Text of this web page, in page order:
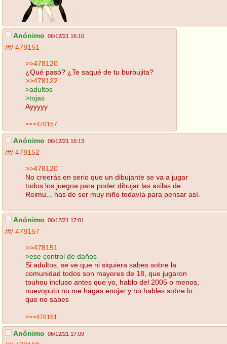
Anónimo 06/12/21 16:10
/#/ 478151
>>478120
¿Qué pasó? ¿Te saqué de tu burbujita?
>>478122
>adultos
>tojas
Ayyyyy
>>>478157
Anónimo 06/12/21 16:13
/#/ 478152
>>478120
No creerás en serio que un dibujante se va a jugar
todos los juegoa para poder dibujar las axilas de
Reimu... has de ser muy niño todavía para pensar así.
Anónimo 06/12/21 17:01
/#/ 478157
>>478151
>ese control de daños
Si adultos, se ve que ni siquiera sabes sobre la
comunidad todos son mayores de 18, que jugaron
touhou incluso antes que yo, hablo del 2005 o menos,
nuevoputo no me hagas enojar y no hables sobre lo
que no sabes
>>>478161
Anónimo 06/12/21 17:09